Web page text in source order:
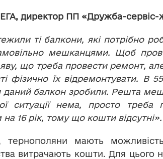
директор ПП «Дружба-сервіс-
ті балкони, які потрібно
мешканцями. Щоб
що треба провести ремонт,
фізично їх відремонтувати. В
даний балкон зробили. Решта
ситуації нема, просто
16 рік, тому що кошти відсутні».
тернополяни мають
витрачають кошти. Для цього